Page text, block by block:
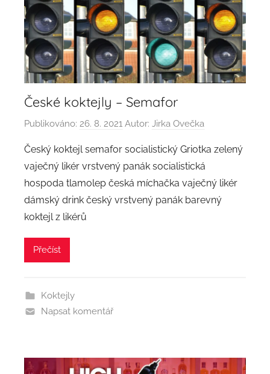
České koktejly – Semafor
Publikováno: 26. 8. 2021 Autor: Jirka Ovečka
Český koktejl semafor socialistický Griotka zelený
vaječný likér vrstvený panák socialistická
hospoda tlamolep česká míchačka vaječný likér
dámský drink český vrstvený panák barevný
koktejl z likérů
Přečíst
Koktejly
Napsat komentář